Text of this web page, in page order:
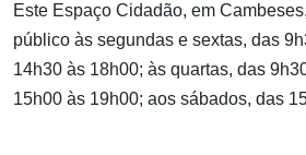
Este Espaço Cidadão, em
público às segundas e sextas, das
14h30 às 18h00; às quartas, das
15h00 às 19h00; aos sábados, das